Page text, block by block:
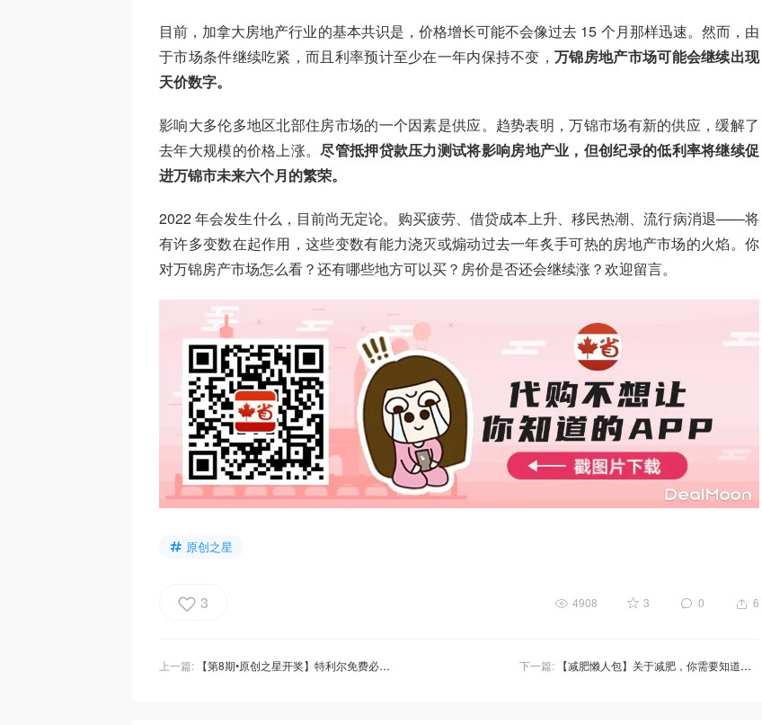
目前，加拿大房地产行业的基本共识是，价格增长可能不会像过去 15 个月那样迅速。然而，由
于市场条件继续吃紧，而且利率预计至少在一年内保持不变，万锦房地产市场可能会继续出现
天价数字。
影响大多伦多地区北部住房市场的一个因素是供应。趋势表明，万锦市场有新的供应，缓解了
去年大规模的价格上涨。尽管抵押贷款压力测试将影响房地产业，但创纪录的低利率将继续促
进万锦市未来六个月的繁荣。
2022 年会发生什么，目前尚无定论。购买疲劳、借贷成本上升、移民热潮、流行病消退——将
有许多变数在起作用，这些变数有能力浇灭或煽动过去一年炙手可热的房地产市场的火焰。你
对万锦房产市场怎么看？还有哪些地方可以买？房价是否还会继续涨？欢迎留言。
原创之星
3 4908 3 0 6
上一篇: 【第8期•原创之星开奖】特利尔免费必玩景点推荐+BC宠物许可证办理+热玛吉初体验+多伦多剧本杀店盘点！ 下一篇: 【减肥懒人包】关于减肥，你需要知道的都在这里了！